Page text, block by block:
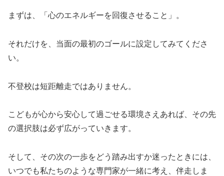
まずは、「心のエネルギーを回復させること」。
それだけを、当面の最初のゴールに設定してみてくださ
い。
不登校は短距離走ではありません。
こどもが心から安心して過ごせる環境さえあれば、その先
の選択肢は必ず広がっていきます。
そして、その次の一歩をどう踏み出すか迷ったときには、
いつでも私たちのような専門家が一緒に考え、伴走しま